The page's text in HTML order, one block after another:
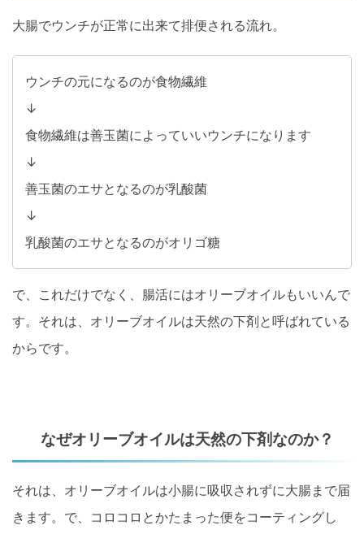
大腸でウンチが正常に出来て排便される流れ。
ウンチの元になるのが食物繊維
↓
食物繊維は善玉菌によっていいウンチになります
↓
善玉菌のエサとなるのが乳酸菌
↓
乳酸菌のエサとなるのがオリゴ糖
で、これだけでなく、腸活にはオリーブオイルもいいんで
す。それは、オリーブオイルは天然の下剤と呼ばれている
からです。
なぜオリーブオイルは天然の下剤なのか？
それは、オリーブオイルは小腸に吸収されずに大腸まで届
きます。で、コロコロとかたまった便をコーティングし